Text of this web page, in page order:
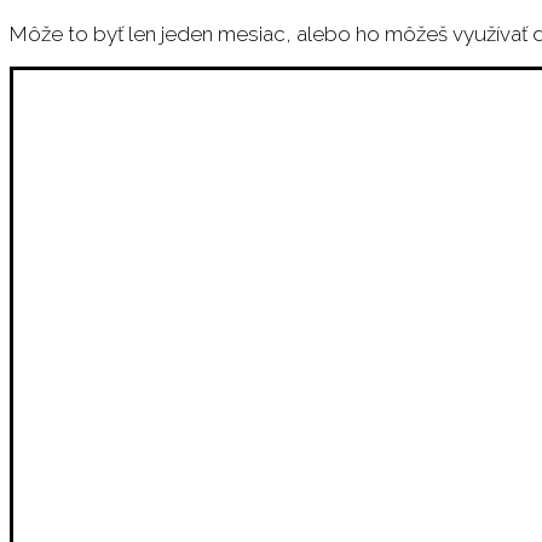
Môže to byť len jeden mesiac, alebo ho môžeš využívať